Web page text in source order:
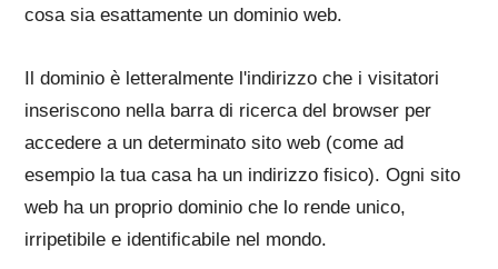
cosa sia esattamente un dominio web.
Il dominio è letteralmente l'indirizzo che i visitatori
inseriscono nella barra di ricerca del browser per
accedere a un determinato sito web (come ad
esempio la tua casa ha un indirizzo fisico). Ogni sito
web ha un proprio dominio che lo rende unico,
irripetibile e identificabile nel mondo.